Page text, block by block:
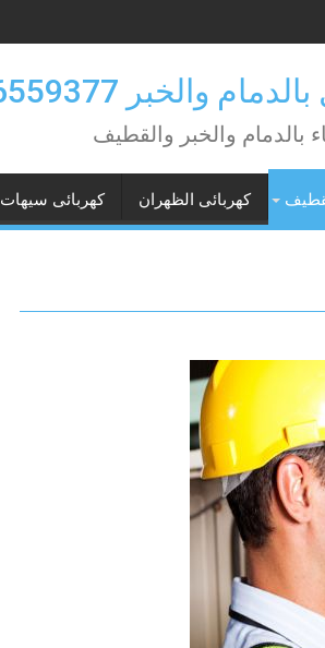
والخبر 0546559377
بالدمام والخبر والقطيف
كهربائى الظهران كهربائى سيهات